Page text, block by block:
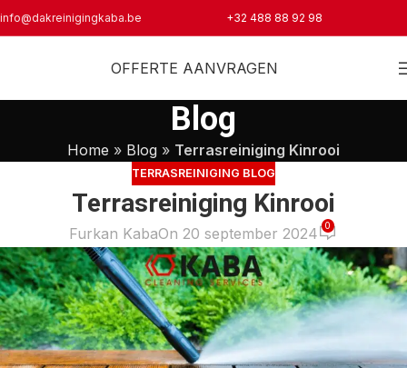
info@dakreinigingkaba.be +32 488 88 92 98
OFFERTE AANVRAGEN
Blog
Home » Blog » Terrasreiniging Kinrooi
TERRASREINIGING BLOG
Terrasreiniging Kinrooi
Furkan KabaOn 20 september 2024 0